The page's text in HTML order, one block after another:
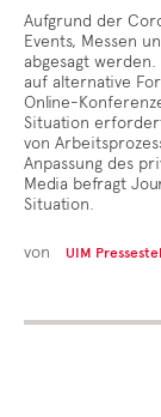
Aufgrund der
Events, Messen
abgesagt
auf alternative
Online-
Situation
von
Anpassung des
Media befragt
Situation.
von UIM